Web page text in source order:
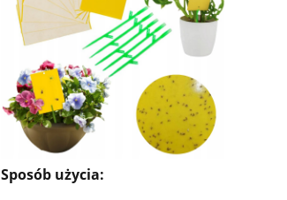
Sposób użycia: